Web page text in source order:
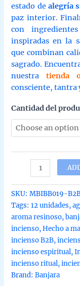
estado de alegría
paz interior.
con
inspiradas en la
que combinan
sagrado.
nuestratienda
consciente, tantra
Cantidad del
Incienso
benjui
etnico
de
Banjara
organico
agarbatti
masala
hecho
en
SKU:MBIBB019-
Tags:12 unidades,
aroma resinoso,
incienso,Hecho a
incienso B2B,
incienso espiritual,
incienso ritual,
Brand:Banjara